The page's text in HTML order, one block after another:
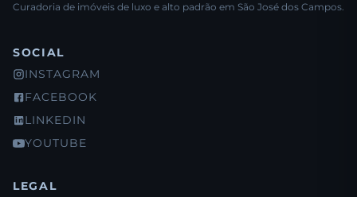
Curadoria de imóveis de luxo e alto padrão em São José dos Campos.
SOCIAL
INSTAGRAM
FACEBOOK
LINKEDIN
YOUTUBE
LEGAL